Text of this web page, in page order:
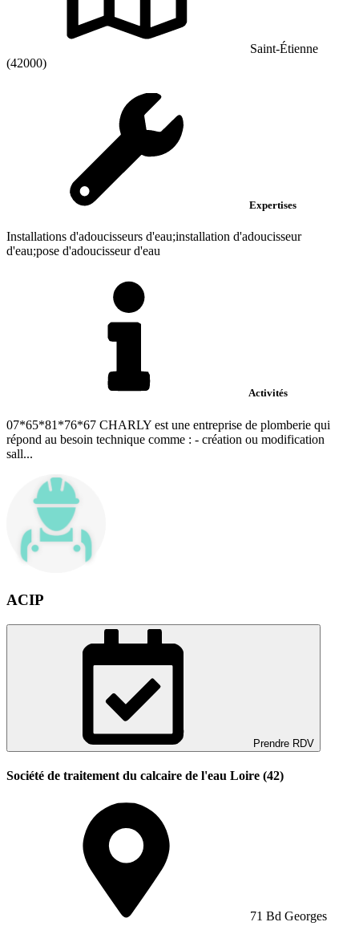
Saint-Étienne
(42000)
Expertises
Installations d'adoucisseurs d'eau;installation d'adoucisseur
d'eau;pose d'adoucisseur d'eau
Activités
07*65*81*76*67 CHARLY est une entreprise de plomberie qui
répond au besoin technique comme : - création ou modification
sall...
ACIP
Prendre RDV
Société de traitement du calcaire de l'eau Loire (42)
71 Bd Georges